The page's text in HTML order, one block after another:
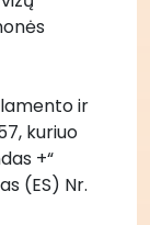
ir
kuriuo
+“
(ES) Nr.